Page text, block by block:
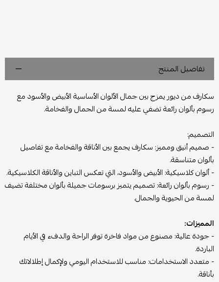
تفاصيل المنتج
سكارف من ديور يمزج بين جمال الألوان الأساسية الأبيض والأسود مع
رسوم بألوان رائعة تضفي عليه لمسة من الجمال والفخامة.
التصميم:
- صميم أنيق ومميز: سكارف يجمع بين الأناقة والفخامة مع تفاصيل
بألوان متناسقة.
- ألوان كلاسيكية: الأبيض والأسود، التي تعكس التباين والأناقة الكلاسيكية.
- رسوم بألوان رائعة: تصميم يتميز برسومات جميلة بألوان مختلفة تضيف
لمسة من الحيوية والجمال.
المميزات:
- جودة عالية: مصنوع من مواد فاخرة توفر الراحة والدفء في الأيام
الباردة.
- متعدد الاستخدامات: مناسب للاستخدام اليومي ولإكمال إطلالاتك
بأناقة.